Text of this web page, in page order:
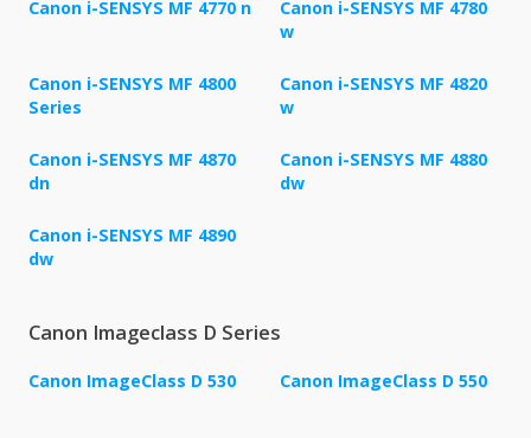
Canon i-SENSYS MF 4770 n
Canon i-SENSYS MF 4780
w
Canon i-SENSYS MF 4800
Series
Canon i-SENSYS MF 4820
w
Canon i-SENSYS MF 4870
dn
Canon i-SENSYS MF 4880
dw
Canon i-SENSYS MF 4890
dw
Canon Imageclass D Series
Canon ImageClass D 530 Canon ImageClass D 550